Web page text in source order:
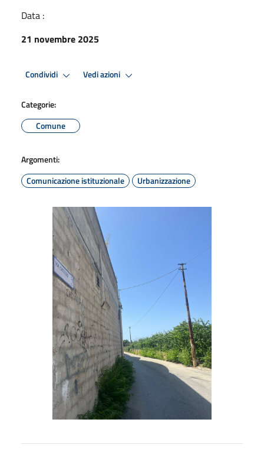
Data :
21 novembre 2025
Condividi Vedi azioni
Categorie:
Comune
Argomenti:
Comunicazione istituzionale
Urbanizzazione